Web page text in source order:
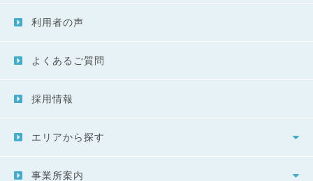
利用者の声
よくあるご質問
採用情報
エリアから探す
事業所案内